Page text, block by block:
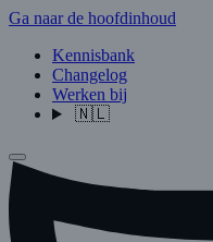
Ga naar de hoofdinhoud
Kennisbank
Changelog
Werken bij
🇳🇱